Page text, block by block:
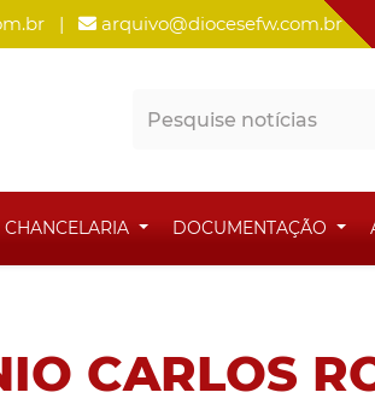
| arquivo@diocesefw.com.br
CHANCELARIA DOCUMENTAÇÃO
CARLOS